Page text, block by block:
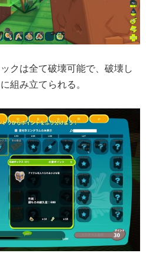
クは全て破壊可能で、破壊し
組み立てられる。